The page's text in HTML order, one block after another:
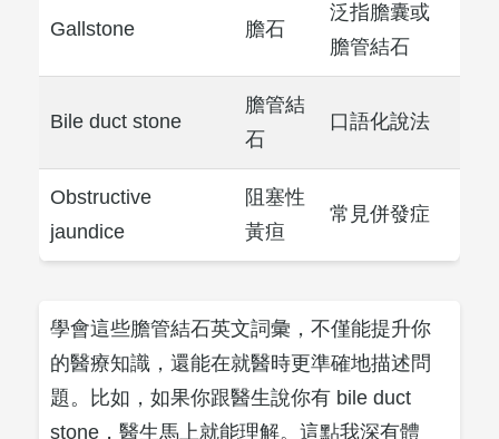
Gallstone 膽石
泛指膽囊或
膽管結石
Bile duct stone
膽管結
石
口語化說法
Obstructive
jaundice
阻塞性
黃疸
常見併發症
學會這些膽管結石英文詞彙，不僅能提升你
的醫療知識，還能在就醫時更準確地描述問
題。比如，如果你跟醫生說你有 bile duct
stone，醫生馬上就能理解。這點我深有體